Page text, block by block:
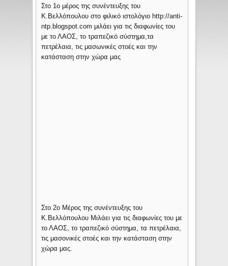
Στο 1ο μέρος της συνέντευξης του
Κ.Βελλόπουλου στο φιλικό ιστολόγιο http://anti-
ntp.blogspot.com μιλάει για τις διαφωνίες του
με το ΛΑΟΣ, το τραπεζικό σύστημα,τα
πετρέλαια, τις μασωνικές στοές και την
κατάσταση στην χώρα μας
Στο 2ο Μέρος της συνέντευξης του
Κ.Βελλόπουλου Μιλάει για τις διαφωνίες του με
το ΛΑΟΣ, το τραπεζικό σύστημα, τα πετρέλαια,
τις μασονικές στοές και την κατάσταση στην
χώρα μας.